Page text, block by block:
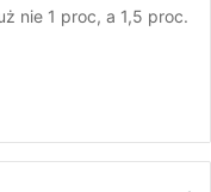
nie 1 proc, a 1,5 proc.